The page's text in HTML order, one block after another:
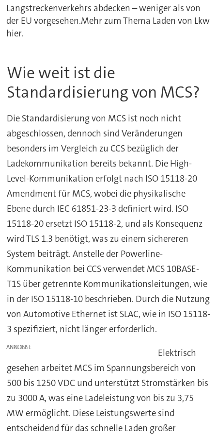
Langstreckenverkehrs abdecken – weniger als von
der EU vorgesehen.Mehr zum Thema Laden von Lkw
hier.
Wie weit ist die
Standardisierung von MCS?
Die Standardisierung von MCS ist noch nicht
abgeschlossen, dennoch sind Veränderungen
besonders im Vergleich zu CCS bezüglich der
Ladekommunikation bereits bekannt. Die High-
Level-Kommunikation erfolgt nach ISO 15118-20
Amendment für MCS, wobei die physikalische
Ebene durch IEC 61851-23-3 definiert wird. ISO
15118-20 ersetzt ISO 15118-2, und als Konsequenz
wird TLS 1.3 benötigt, was zu einem sichereren
System beiträgt. Anstelle der Powerline-
Kommunikation bei CCS verwendet MCS 10BASE-
T1S über getrennte Kommunikationsleitungen, wie
in der ISO 15118-10 beschrieben. Durch die Nutzung
von Automotive Ethernet ist SLAC, wie in ISO 15118-
3 spezifiziert, nicht länger erforderlich.
ANZEIGE
Elektrisch
gesehen arbeitet MCS im Spannungsbereich von
500 bis 1250 VDC und unterstützt Stromstärken bis
zu 3000 A, was eine Ladeleistung von bis zu 3,75
MW ermöglicht. Diese Leistungswerte sind
entscheidend für das schnelle Laden großer